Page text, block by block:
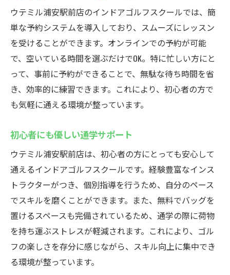
ウテミル浦安駅前店のインドアゴルフスクールでは、簡
単な予約システムを導入しており、スムーズにレッスン
を受けることができます。オンラインでの予約が可能
で、空いている時間を選ぶだけでOK。特に忙しい方にと
って、事前に予約ができることで、無駄な待ち時間を省
き、効率的に練習できます。これにより、初心者の方で
も気軽に通える環境が整っています。
初心者にも優しい通学サポート
ウテミル浦安駅前店は、初心者の方にとっても安心して
通えるインドアゴルフスクールです。経験豊富なインス
トラクターがつき、個別指導を行うため、自分のペース
でスキルを磨くことができます。また、無料でバッグを
置けるスペースも完備されているため、通学の際に荷物
を持ち運ぶストレスが軽減されます。これにより、ゴル
フの楽しさを存分に感じながら、スキル向上に集中でき
る環境が整っています。